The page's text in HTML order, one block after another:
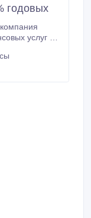
годовых
услуг от
для